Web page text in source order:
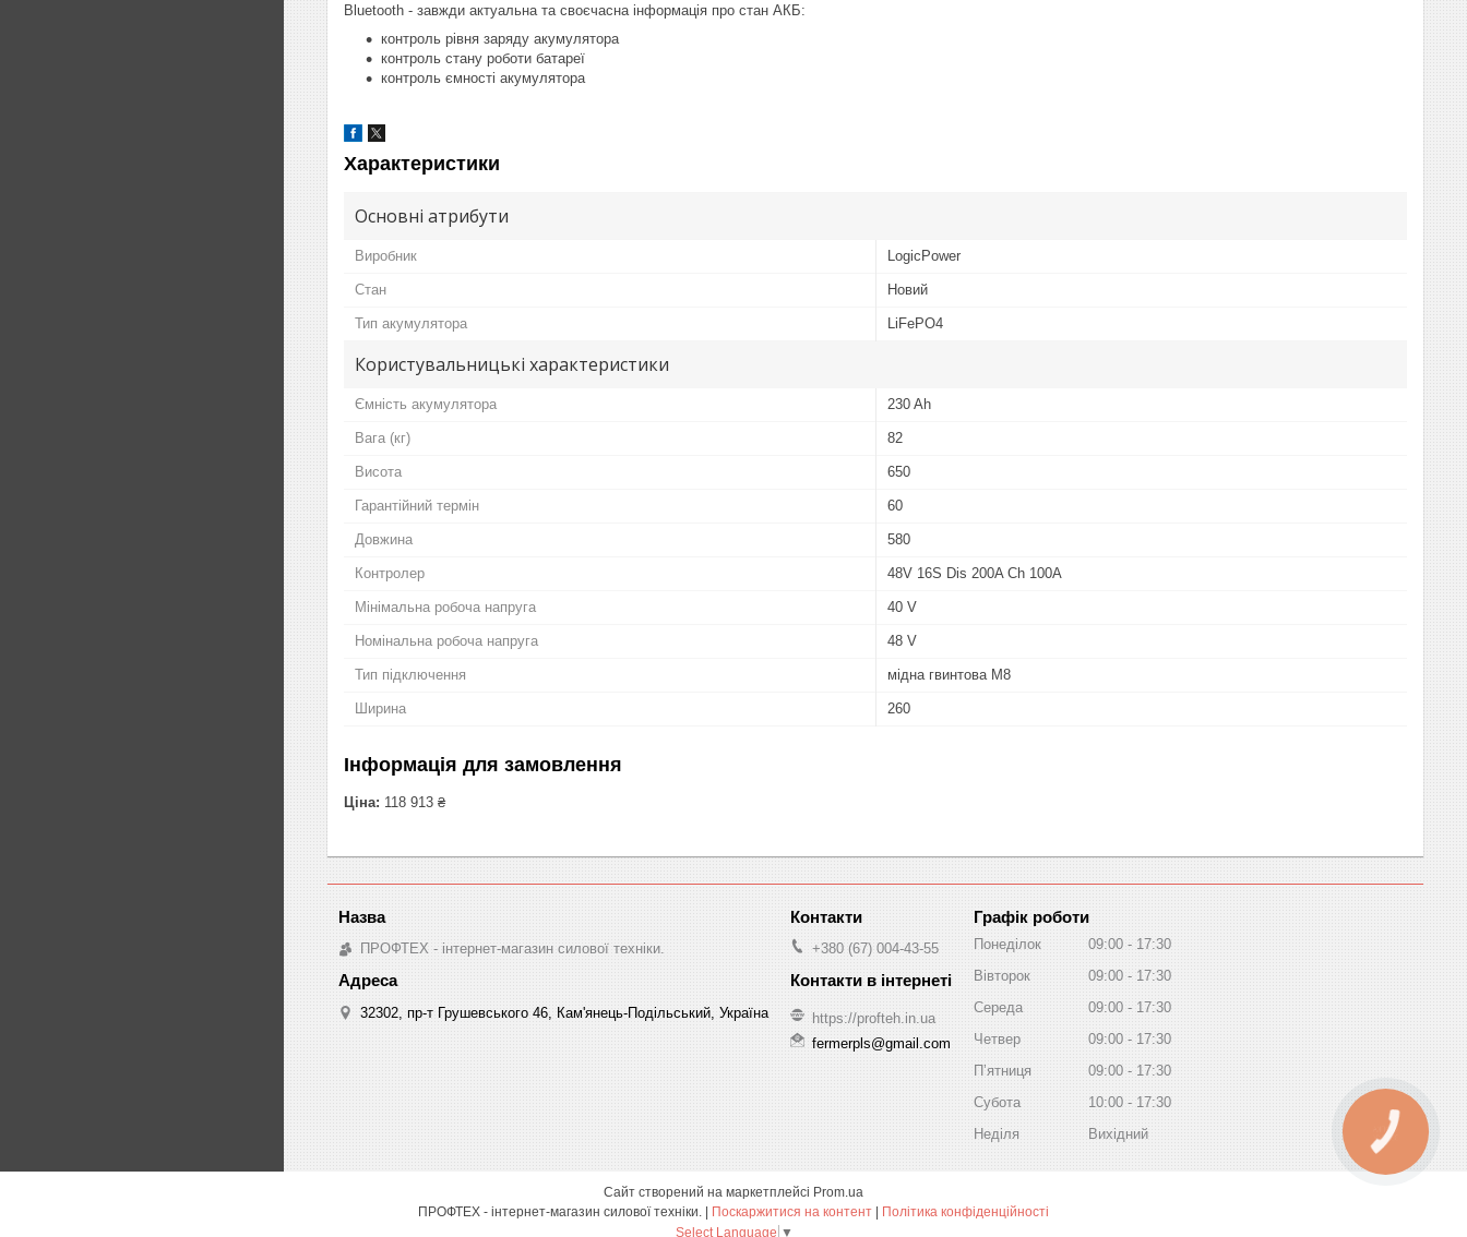
Bluetooth - завжди актуальна та своєчасна інформація про стан АКБ:
контроль рівня заряду акумулятора
контроль стану роботи батареї
контроль ємності акумулятора
Характеристики
Основні атрибути
Виробник LogicPower
Стан Новий
Тип акумулятора LiFePO4
Користувальницькі характеристики
Ємність акумулятора 230 Ah
Вага (кг) 82
Висота 650
Гарантійний термін 60
Довжина 580
Контролер 48V 16S Dis 200A Ch 100A
Мінімальна робоча напруга 40 V
Номінальна робоча напруга 48 V
Тип підключення мідна гвинтова М8
Ширина 260
Інформація для замовлення
Ціна: 118 913 ₴
ПРОФТЕХ - інтернет-магазин силової техніки.
32302, пр-т Грушевського 46, Кам'янець-Подільський, Україна
+380 (67) 004-43-55
https://profteh.in.ua
fermerpls@gmail.com
Графік роботи
Понеділок 09:00
17:30
Вівторок
09:00
17:30
Середа
09:00
17:30
Четвер
09:00
17:30
Пʼятниця
09:00
17:30
Субота
10:00
17:30
Неділя
Вихідний
Сайт створений на маркетплейсі Prom.ua
Поскаржитися на контент
Політика конфіденційності
Select Language ▼
КНОПКА
ЗВ'ЯЗКУ